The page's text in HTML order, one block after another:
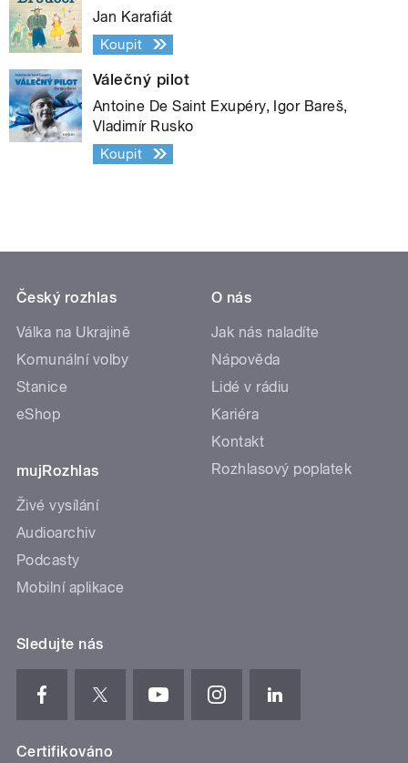
Jan Karafiát
Koupit
Válečný pilot
Antoine De Saint Exupéry, Igor Bareš,
Vladimír Rusko
Koupit
Český rozhlas
Válka na Ukrajině
Komunální volby
Stanice
eShop
mujRozhlas
Živé vysílání
Audioarchiv
Podcasty
Mobilní aplikace
O nás
Jak nás naladíte
Nápověda
Lidé v rádiu
Kariéra
Kontakt
Rozhlasový poplatek
Sledujte nás
Certifikováno